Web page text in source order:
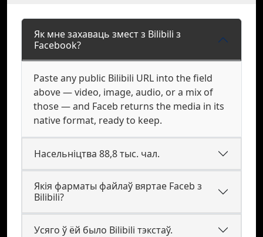
Як мне захаваць змест з Bilibili з
Facebook?
Paste any public Bilibili URL into the field
above — video, image, audio, or a mix of
those — and Faceb returns the media in its
native format, ready to keep.
Насельніцтва 88,8 тыс. чал.
Якія фарматы файлаў вяртае Faceb з
Bilibili?
Усяго ў ёй было Bilibili тэкстаў.